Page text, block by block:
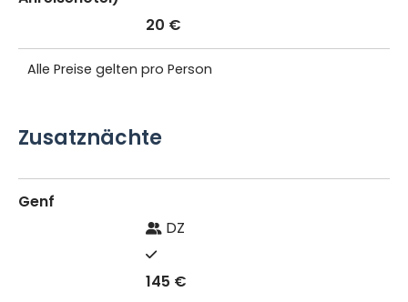
20 €
Alle Preise gelten pro Person
Zusatznächte
Genf
DZ
145 €